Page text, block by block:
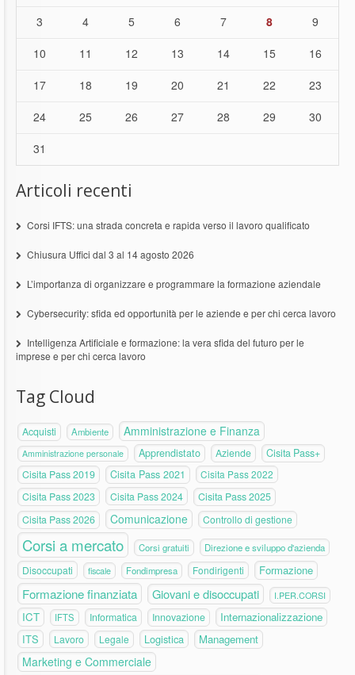
3
4 5 6 7 8
9
10
11 12 13 14 15
16
17
18 19 20 21 22
23
24
25 26 27 28 29
30
31
Articoli recenti
Corsi IFTS: una strada concreta e rapida verso il lavoro qualificato
Chiusura Uffici dal 3 al 14 agosto 2026
L’importanza di organizzare e programmare la formazione aziendale
Cybersecurity: sfida ed opportunità per le aziende e per chi cerca lavoro
Intelligenza Artificiale e formazione: la vera sfida del futuro per le
imprese e per chi cerca lavoro
Tag Cloud
Acquisti Ambiente Amministrazione e Finanza
Amministrazione personale Apprendistato Aziende
Cisita Pass+
Cisita Pass 2019
Cisita Pass 2021 Cisita Pass 2022
Cisita Pass 2023 Cisita Pass 2024
Cisita Pass 2025
Cisita Pass 2026
Comunicazione Controllo di gestione
Corsi a mercato Corsi gratuiti Direzione e sviluppo d'azienda
Disoccupati fiscale Fondimpresa Fondirigenti Formazione
Formazione finanziata Giovani e disoccupati I.PER.CORSI
ICT IFTS Informatica Innovazione
Internazionalizzazione
ITS
Lavoro Legale Logistica Management
Marketing e Commerciale